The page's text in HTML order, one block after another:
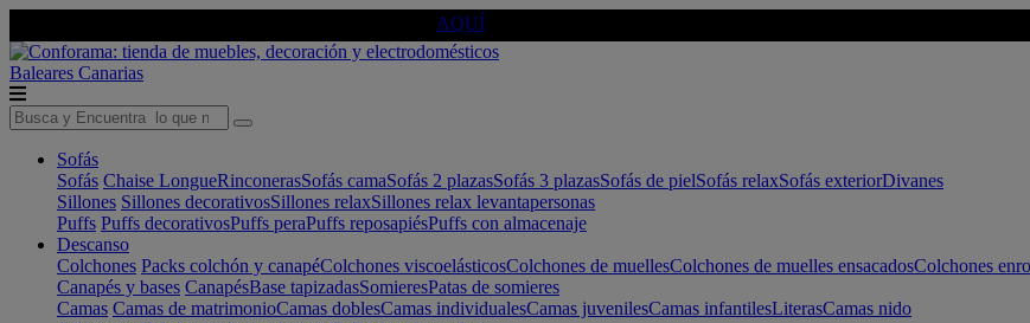
AQUÍ
Baleares Canarias
Sofás
Sofás Chaise LongueRinconerasSofás camaSofás 2 plazasSofás 3 plazasSofás de pielSofás relaxSofás exteriorDivanes
Sillones Sillones decorativosSillones relaxSillones relax levantapersonas
Puffs Puffs decorativosPuffs peraPuffs reposapiésPuffs con almacenaje
Descanso
Colchones Packs colchón y canapéColchones viscoelásticosColchones de muellesColchones de muelles ensacadosColchones
Canapés y bases CanapésBase tapizadasSomieresPatas de somieres
Camas Camas de matrimonioCamas doblesCamas individualesCamas juvenilesCamas infantilesLiterasCamas nido